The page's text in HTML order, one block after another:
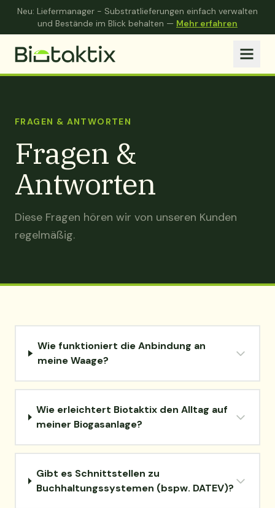
Neu: Liefermanager - Substratlieferungen einfach verwalten
und Bestände im Blick behalten — Mehr erfahren
FRAGEN & ANTWORTEN
Fragen &
Antworten
Diese Fragen hören wir von unseren Kunden
regelmäßig.
Wie funktioniert die Anbindung an
meine Waage?
Wie erleichtert Biotaktix den Alltag auf
meiner Biogasanlage?
Gibt es Schnittstellen zu
Buchhaltungssystemen (bspw. DATEV)?